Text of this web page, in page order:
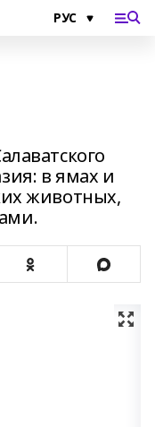
в ямах и
животных,